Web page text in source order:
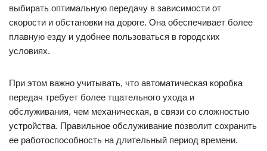
выбирать оптимальную передачу в зависимости от
скорости и обстановки на дороге. Она обеспечивает более
плавную езду и удобнее пользоваться в городских
условиях.
При этом важно учитывать, что автоматическая коробка
передач требует более тщательного ухода и
обслуживания, чем механическая, в связи со сложностью
устройства. Правильное обслуживание позволит сохранить
ее работоспособность на длительный период времени.